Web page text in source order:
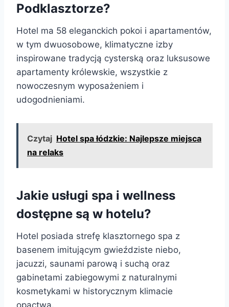
Podklasztorze?
Hotel ma 58 eleganckich pokoi i apartamentów,
w tym dwuosobowe, klimatyczne izby
inspirowane tradycją cysterską oraz luksusowe
apartamenty królewskie, wszystkie z
nowoczesnym wyposażeniem i
udogodnieniami.
Czytaj Hotel spa łódzkie: Najlepsze miejsca
na relaks
Jakie usługi spa i wellness
dostępne są w hotelu?
Hotel posiada strefę klasztornego spa z
basenem imitującym gwieździste niebo,
jacuzzi, saunami parową i suchą oraz
gabinetami zabiegowymi z naturalnymi
kosmetykami w historycznym klimacie
opactwa.